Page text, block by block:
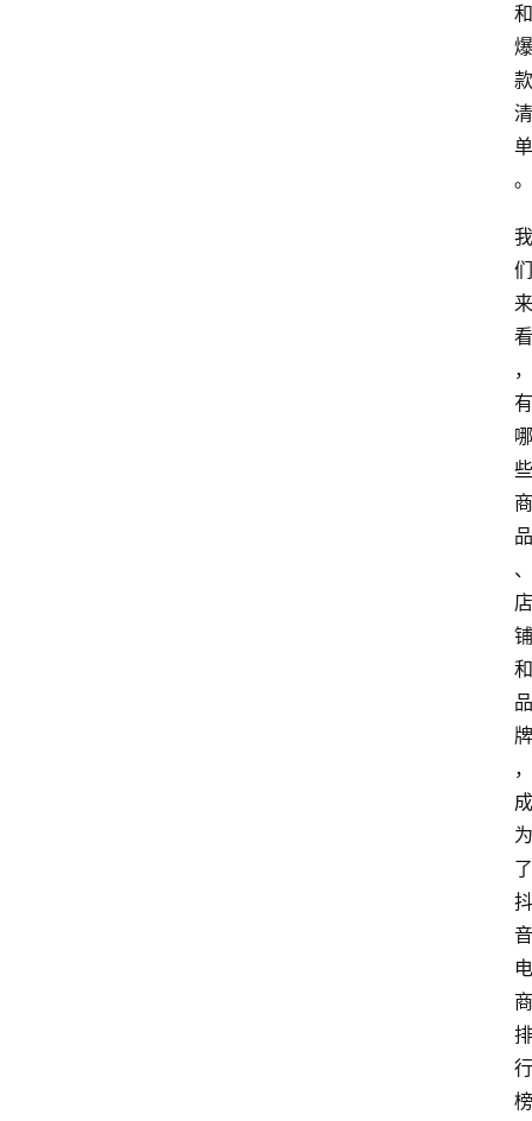
和
爆
款
清
单
。
我
们
来
看
，
有
哪
些
商
品
、
店
铺
和
品
牌
，
成
为
了
抖
音
电
商
排
行
榜